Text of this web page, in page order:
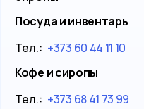
Посуда и инвентарь
Тел.: +373 60 44 11 10
Кофе и сиропы
Тел.: +373 68 41 73 99